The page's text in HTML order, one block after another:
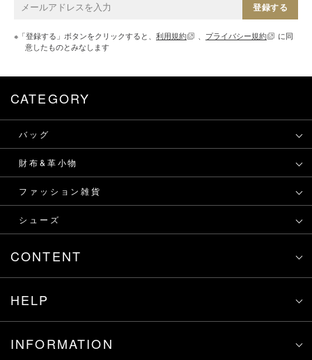
登録する
※「登録する」ボタンをクリックすると、 利用規約 、 プライバシー規約
に同
意したものとみなします
CATEGORY
バッグ
財布&革小物
ファッション雑貨
シューズ
CONTENT
HELP
INFORMATION